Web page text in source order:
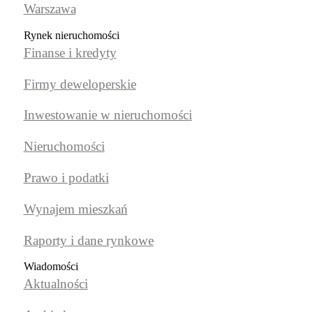
Warszawa
Rynek nieruchomości
Finanse i kredyty
Firmy deweloperskie
Inwestowanie w nieruchomości
Nieruchomości
Prawo i podatki
Wynajem mieszkań
Raporty i dane rynkowe
Wiadomości
Aktualności